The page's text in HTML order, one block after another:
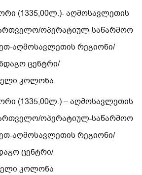
(1335,00ლ.)- აღმოსავლეთის
ოპერატიულ-საწარმოო
აღმოსავლეთის რეგიონი/
ცენტრი/
კოლონა
(1335,00ლ.) – აღმოსავლეთის
ოპერატიულ-საწარმოო
აღმოსავლეთის რეგიონი/
ცენტრი/
კოლონა